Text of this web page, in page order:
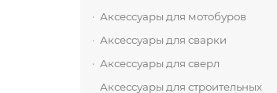
Аксессуары для мотобуров
Аксессуары для сварки
Аксессуары для сверл
Аксессуары для строительных